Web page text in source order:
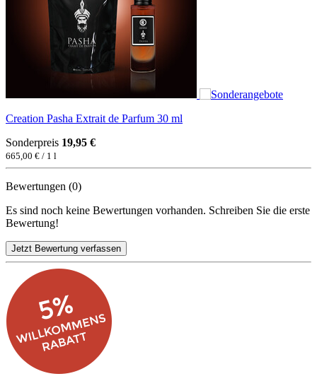
Creation Pasha Extrait de Parfum 30 ml
Sonderpreis 19,95 €
665,00 € / 1 l
Bewertungen (0)
Es sind noch keine Bewertungen vorhanden. Schreiben Sie die erste
Bewertung!